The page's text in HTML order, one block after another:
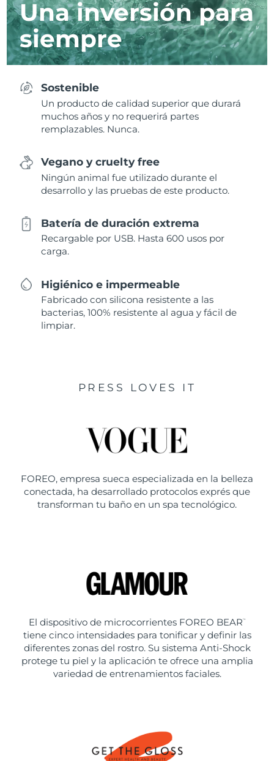
Una inversión para
siempre
Sostenible
Un producto de calidad superior que durará
muchos años y no requerirá partes
remplazables. Nunca.
Vegano y cruelty free
Ningún animal fue utilizado durante el
desarrollo y las pruebas de este producto.
Batería de duración extrema
Recargable por USB. Hasta 600 usos por
carga.
Higiénico e impermeable
Fabricado con silicona resistente a las
bacterias, 100% resistente al agua y fácil de
limpiar.
PRESS LOVES IT
FOREO, empresa sueca especializada en la belleza
conectada, ha desarrollado protocolos exprés que
transforman tu baño en un spa tecnológico.
El dispositivo de microcorrientes FOREO BEAR ™
tiene cinco intensidades para tonificar y definir las
diferentes zonas del rostro. Su sistema Anti-Shock
protege tu piel y la aplicación te ofrece una amplia
variedad de entrenamientos faciales.